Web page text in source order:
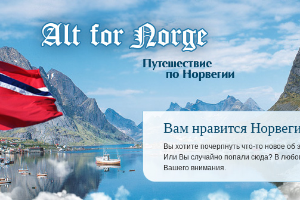
Вам нравится
Вы хотите почерпнуть что-то новое об
Или Вы случайно попали сюда? В
Вашего внимания.